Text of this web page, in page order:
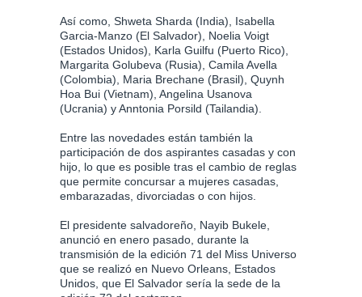
Así como, Shweta Sharda (India), Isabella
Garcia-Manzo (El Salvador), Noelia Voigt
(Estados Unidos), Karla Guilfu (Puerto Rico),
Margarita Golubeva (Rusia), Camila Avella
(Colombia), Maria Brechane (Brasil), Quynh
Hoa Bui (Vietnam), Angelina Usanova
(Ucrania) y Anntonia Porsild (Tailandia).
Entre las novedades están también la
participación de dos aspirantes casadas y con
hijo, lo que es posible tras el cambio de reglas
que permite concursar a mujeres casadas,
embarazadas, divorciadas o con hijos.
El presidente salvadoreño, Nayib Bukele,
anunció en enero pasado, durante la
transmisión de la edición 71 del Miss Universo
que se realizó en Nuevo Orleans, Estados
Unidos, que El Salvador sería la sede de la